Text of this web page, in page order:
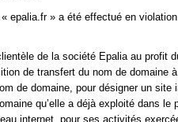
epalia.fr » a été effectué en
de la société Epalia au profit
de transfert du nom de domaine
de domaine, pour désigner un site
qu’elle a déjà exploité dans le
internet, pour ses activités